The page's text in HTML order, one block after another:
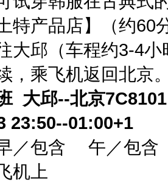
特产品店】（约
大邱（车程约3-4
，乘飞机返回北京
大邱--北京
23:50--01:00+1
／包含 午／包
机上